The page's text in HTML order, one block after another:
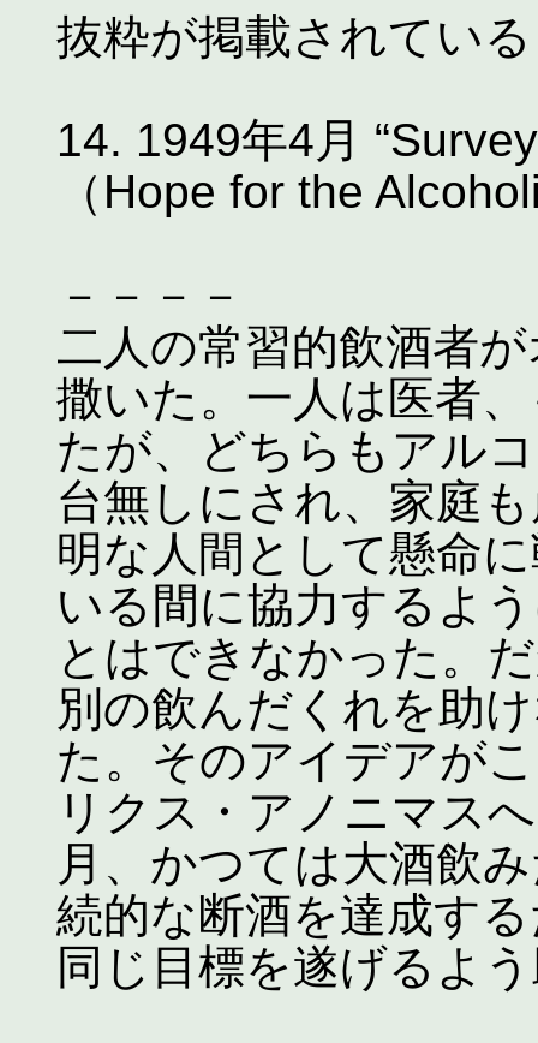
抜粋が掲載されてい
14. 1949年4月
（Hope for the
－－－－
二人の常習的飲酒者
撒いた。一人は医者
たが、どちらもアル
台無しにされ、家庭
明な人間として懸命
いる間に協力するよ
とはできなかった。
別の飲んだくれを助
た。そのアイデアが
リクス・アノニマス
月、かつては大酒飲
続的な断酒を達成す
同じ目標を遂げるよ